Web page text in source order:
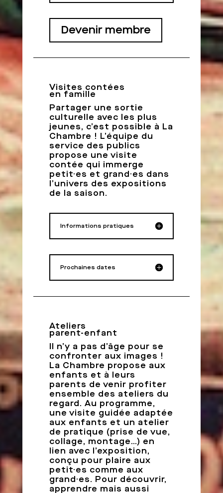
Devenir membre
Visites contées
en famille
Partager une sortie
culturelle avec les plus
jeunes, c’est possible à La
Chambre ! L’équipe du
service des publics
propose une visite
contée qui immerge
petit·es et grand·es dans
l’univers des expositions
de la saison.
Informations pratiques
Prochaines dates
Ateliers
parent-enfant
Il n’y a pas d’âge pour se
confronter aux images !
La Chambre propose aux
enfants et à leurs
parents de venir profiter
ensemble des ateliers du
regard. Au programme,
une visite guidée adaptée
aux enfants et un atelier
de pratique (prise de vue,
collage, montage…) en
lien avec l’exposition,
conçu pour plaire aux
petit·es comme aux
grand·es. Pour découvrir,
apprendre mais aussi